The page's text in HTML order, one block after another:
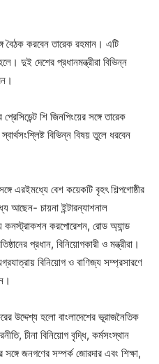
বৈঠক করবেন তারেক রহমান। এটি
দুই দেশের প্রধানমন্ত্রীরা বিভিন্ন
শি জিনপিংয়ের সঙ্গে তারেক
বিভিন্ন বিষয় তুলে ধরবেন
এরইমধ্যে বেশ কয়েকটি বৃহৎ শিল্পগোষ্ঠীর
আছেন- চায়না ইন্টারন্যাশনাল
কনস্ট্রাকশন করপোরেশন, রোড অ্যান্ড
প্রধান, বিনিয়োগকারী ও মন্ত্রীরা।
বিনিয়োগ ও বাণিজ্য সম্প্রসারণে
উদ্দেশ্য হলো বাংলাদেশের ভূরাজনৈতিক
চীনা বিনিয়োগ বৃদ্ধি, কর্মসংস্থান
সঙ্গে জনগণের সম্পর্ক জোরদার এবং শিক্ষা,